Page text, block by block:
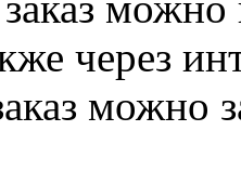
через
можно